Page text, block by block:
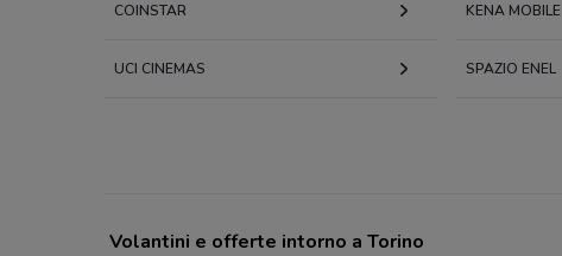
COINSTAR KENA MOBILE
UCI CINEMAS SPAZIO ENEL
Volantini e offerte intorno a Torino